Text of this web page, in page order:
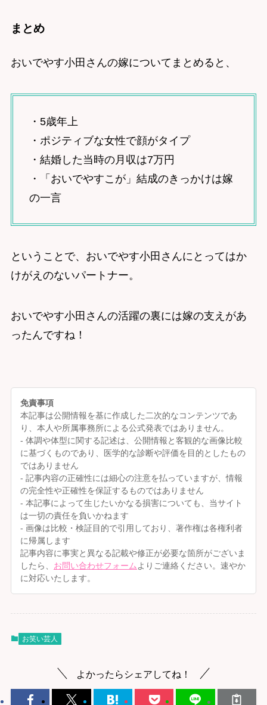
まとめ
おいでやす小田さんの嫁についてまとめると、
・5歳年上
・ポジティブな女性で顔がタイプ
・結婚した当時の月収は7万円
・「おいでやすこが」結成のきっかけは嫁
の一言
ということで、おいでやす小田さんにとってはか
けがえのないパートナー。
おいでやす小田さんの活躍の裏には嫁の支えがあ
ったんですね！
免責事項
本記事は公開情報を基に作成した二次的なコンテンツであ
り、本人や所属事務所による公式発表ではありません。
- 体調や体型に関する記述は、公開情報と客観的な画像比較
に基づくものであり、医学的な診断や評価を目的としたもの
ではありません
- 記事内容の正確性には細心の注意を払っていますが、情報
の完全性や正確性を保証するものではありません
- 本記事によって生じたいかなる損害についても、当サイト
は一切の責任を負いかねます
- 画像は比較・検証目的で引用しており、著作権は各権利者
に帰属します
記事内容に事実と異なる記載や修正が必要な箇所がございま
したら、 お問い合わせフォーム よりご連絡ください。速やか
に対応いたします。
お笑い芸人
よかったらシェアしてね！